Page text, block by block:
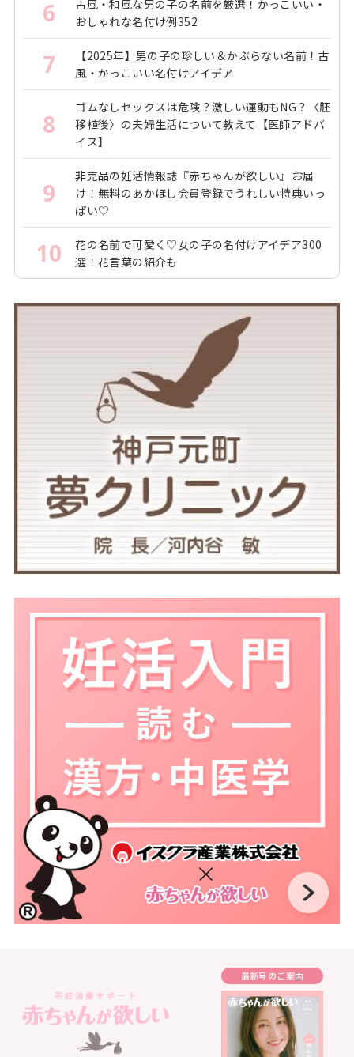
6
古風・和風な男の子の名前を厳選！かっこいい・
おしゃれな名付け例352
7
【2025年】男の子の珍しい＆かぶらない名前！古
風・かっこいい名付けアイデア
8
ゴムなしセックスは危険？激しい運動もNG？〈胚
移植後〉の夫婦生活について教えて【医師アドバ
イス】
9
非売品の妊活情報誌『赤ちゃんが欲しい』お届
け！無料のあかほし会員登録でうれしい特典いっ
ぱい♡
10
花の名前で可愛く♡女の子の名付けアイデア300
選！花言葉の紹介も
最新号のご案内